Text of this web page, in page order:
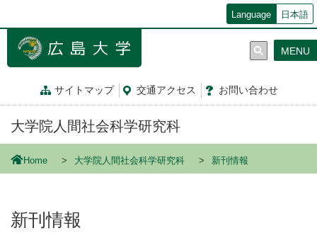
ン
Language 日本語
サイトマップ 交通アクセス お問い合わせ
MENU
大学院人間社会科学研究科
Home 大学院人間社会科学研究科 新刊情報
新刊情報